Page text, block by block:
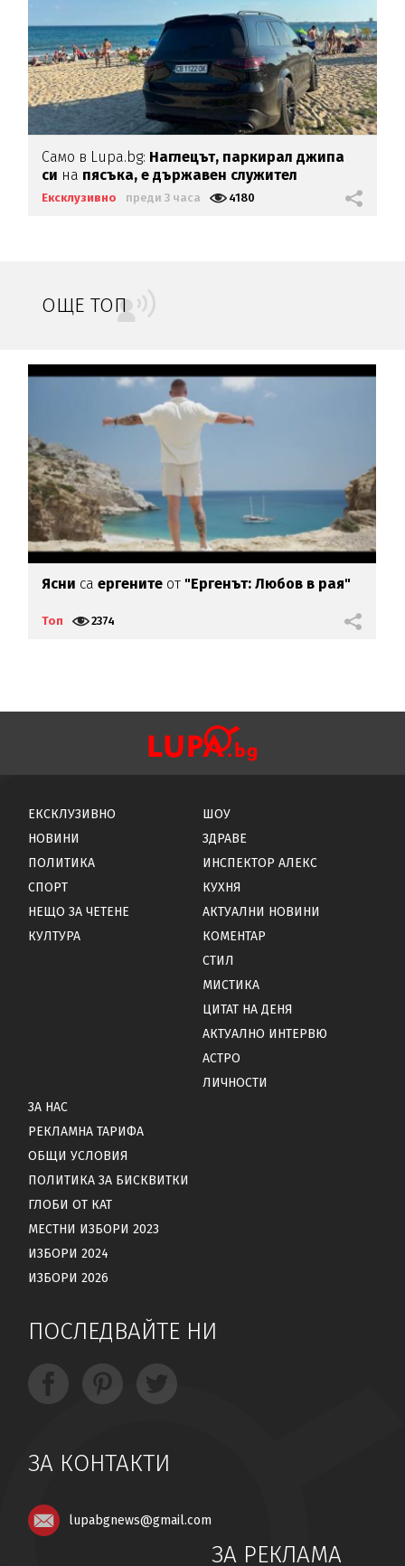
Само в Lupa.bg: Наглецът, паркирал джипа
си на пясъка, е държавен служител
Ексклузивно преди 3 часа 4180
ОЩЕ ТОП
Ясни са ергените от "Ергенът: Любов в рая"
Топ 2374
ЕКСКЛУЗИВНО
НОВИНИ
ПОЛИТИКА
СПОРТ
НЕЩО ЗА ЧЕТЕНЕ
КУЛТУРА
ШОУ
ЗДРАВЕ
ИНСПЕКТОР АЛЕКС
КУХНЯ
АКТУАЛНИ НОВИНИ
КОМЕНТАР
СТИЛ
МИСТИКА
ЦИТАТ НА ДЕНЯ
АКТУАЛНО ИНТЕРВЮ
АСТРО
ЛИЧНОСТИ
ЗА НАС
РЕКЛАМНА ТАРИФА
ОБЩИ УСЛОВИЯ
ПОЛИТИКА ЗА БИСКВИТКИ
ГЛОБИ ОТ КАТ
МЕСТНИ ИЗБОРИ 2023
ИЗБОРИ 2024
ИЗБОРИ 2026
ПОСЛЕДВАЙТЕ НИ
ЗА КОНТАКТИ
lupabgnews@gmail.com
ЗА РЕКЛАМА